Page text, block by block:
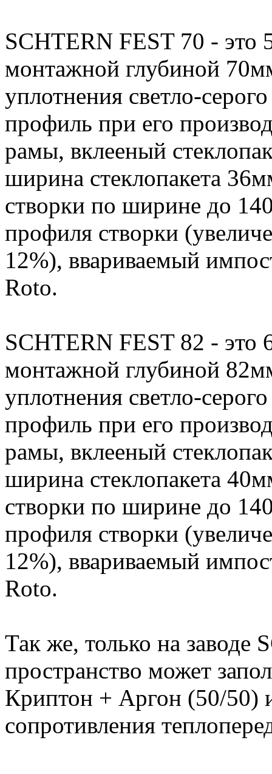
SCHTERN FEST 70 - это
монтажной глубиной
уплотнения светло-
профиль при его
рамы, вклееный
ширина стеклопакета
створки по ширине до
профиля створки
12%), ввариваемый
Roto.
SCHTERN FEST 82 - это
монтажной глубиной
уплотнения светло-
профиль при его
рамы, вклееный
ширина стеклопакета
створки по ширине до
профиля створки
12%), ввариваемый
Roto.
Так же, только на заводе
пространство может
Криптон + Аргон (50/50)
сопротивления